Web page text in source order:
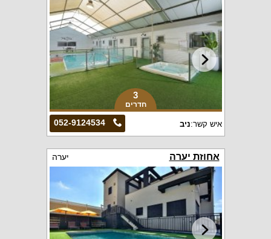
3
חדרים
052-9124534 איש קשר:ניב
אחוזת יערה יערה